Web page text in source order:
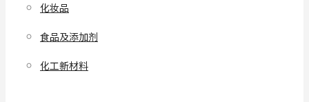
化妆品
食品及添加剂
化工新材料